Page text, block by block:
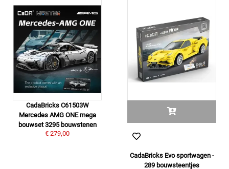
CadaBricks C61503W
Mercedes AMG ONE mega
bouwset 3295 bouwstenen
€ 279,00
CadaBricks Evo sportwagen -
289 bouwsteentjes